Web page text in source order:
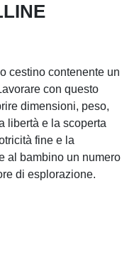
cestino contenente un
con questo
dimensioni, peso,
libertà e la scoperta
fine e la
al bambino un numero
di esplorazione.